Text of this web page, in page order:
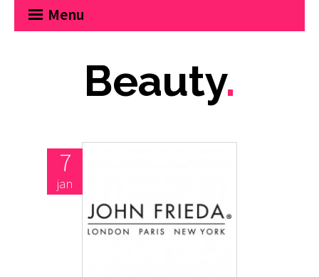
Menu
Beauty.
7
jan